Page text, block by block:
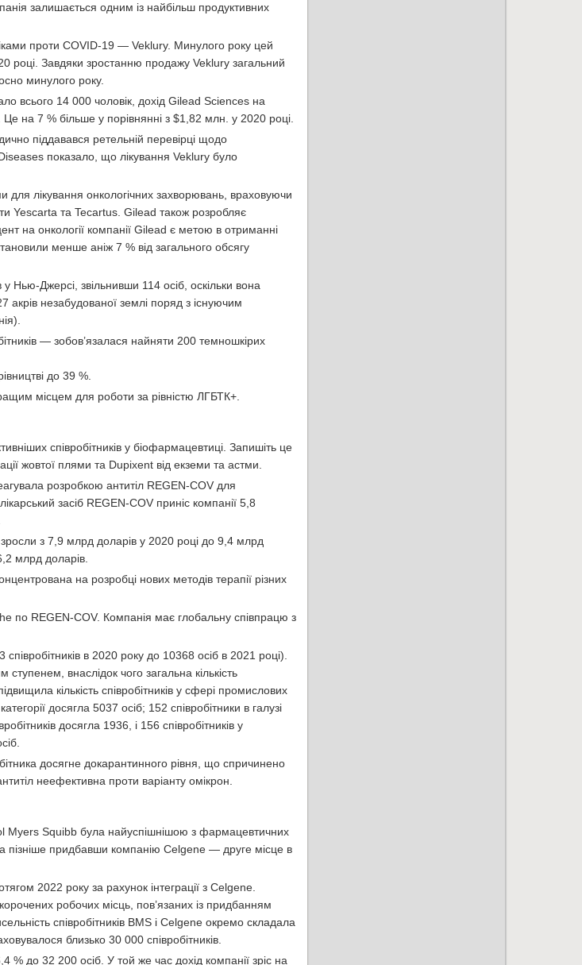
залишається одним із найбільш продуктивних
проти COVID-19 — Veklury. Минулого року цей
році. Завдяки зростанню продажу Veklury загальний
минулого року.
всього 14 000 чоловік, дохід Gilead Sciences на
на 7 % більше у порівнянні з $1,82 млн. у 2020 році.
піддавався ретельній перевірці щодо
показало, що лікування Veklury було
для лікування онкологічних захворювань, враховуючи
Yescarta та Tecartus. Gilead також розробляє
на онкології компанії Gilead є метою в отриманні
менше аніж 7 % від загального обсягу
у Нью-Джерсі, звільнивши 114 осіб, оскільки вона
незабудованої землі поряд з існуючим
— зобов’язалася найняти 200 темношкірих
до 39 %.
місцем для роботи за рівністю ЛГБТК+.
співробітників у біофармацевтиці. Запишіть це
жовтої плями та Dupixent від екземи та астми.
розробкою антитіл REGEN-COV для
засіб REGEN-COV приніс компанії 5,8
зросли з 7,9 млрд доларів у 2020 році до 9,4 млрд
млрд доларів.
на розробці нових методів терапії різних
REGEN-COV. Компанія має глобальну співпрацю з
співробітників в 2020 року до 10368 осіб в 2021 році).
ступенем, внаслідок чого загальна кількість
кількість співробітників у сфері промислових
досягла 5037 осіб; 152 співробітники в галузі
досягла 1936, і 156 співробітників у
досягне докарантинного рівня, що спричинено
неефективна проти варіанту омікрон.
Myers Squibb була найуспішнішою з фармацевтичних
пізніше придбавши компанію Celgene — друге місце в
2022 року за рахунок інтеграції з Celgene.
робочих місць, пов’язаних із придбанням
співробітників BMS і Celgene окремо складала
близько 30 000 співробітників.
до 32 200 осіб. У той же час дохід компанії зріс на